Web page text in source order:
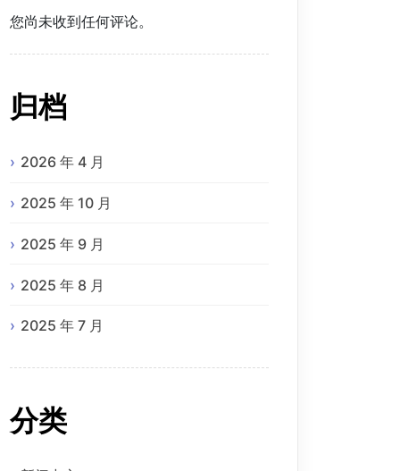
您尚未收到任何评论。
归档
2026 年 4 月
2025 年 10 月
2025 年 9 月
2025 年 8 月
2025 年 7 月
分类